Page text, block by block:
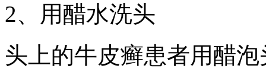
2、用醋水洗头
头上的牛皮癣患者用醋